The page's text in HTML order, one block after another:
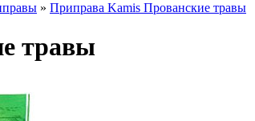
» Приправа Kamis Прованские травы
травы